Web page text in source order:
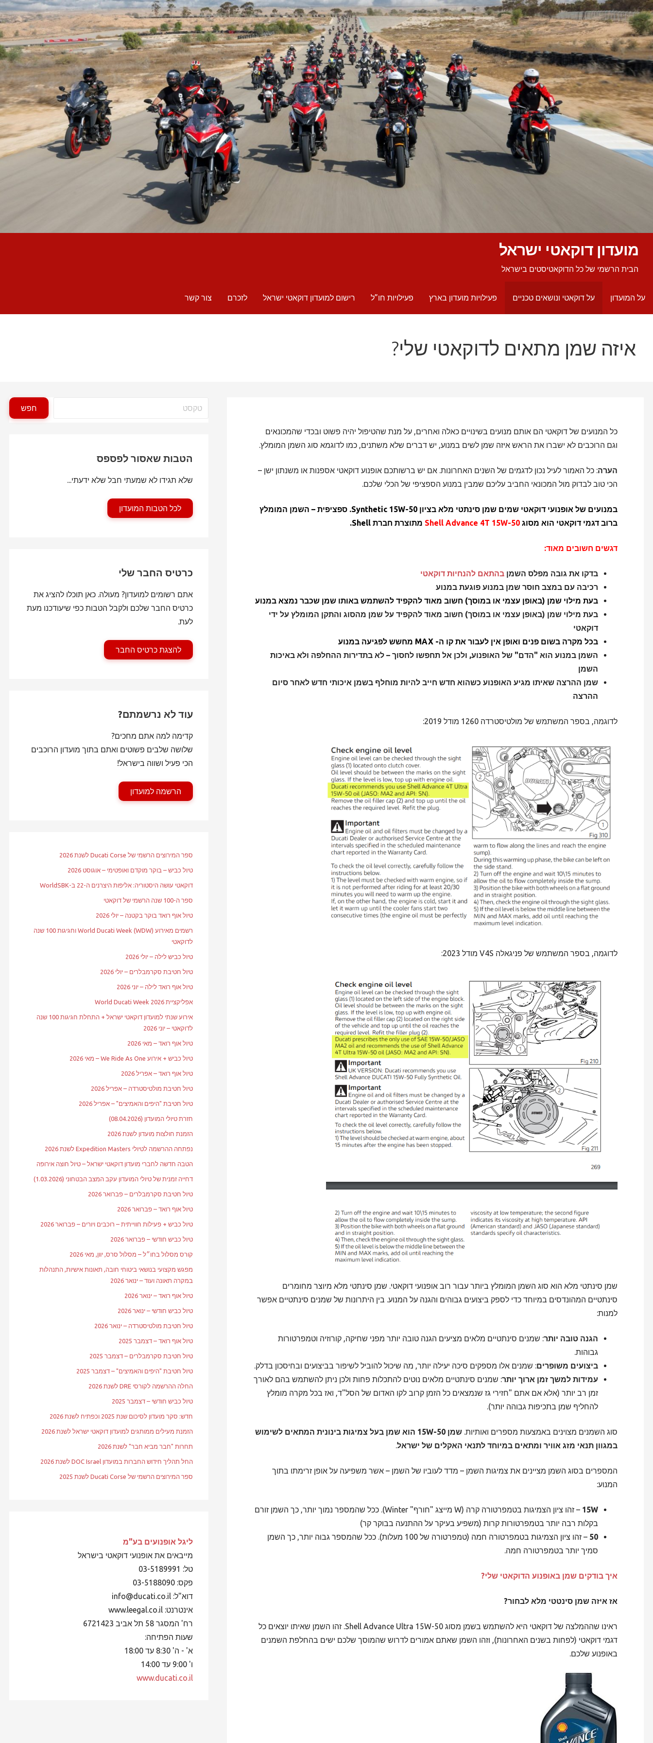
Skip
to
content
מועדון דוקאטי ישראל
הבית הרשמי של כל הדוקאטיסטים בישראל
על המועדון על דוקאטי ונושאים טכניים פעילויות מועדון בארץ פעילויות חו”ל רישום למועדון דוקאטי ישראל לזכרם צור קשר
איזה שמן מתאים לדוקאטי שלי?
כל המנועים של דוקאטי הם אותם מנועים בשינויים כאלה ואחרים, על מנת שהטיפול יהיה פשוט ובכדי שהמכונאים
וגם הרוכבים לא ישברו את הראש איזה שמן לשים במנוע, יש דברים שלא משתנים, כמו לדוגמא סוג השמן המומלץ.
הערה: כל האמור לעיל נכון לדגמים של השנים האחרונות. אם יש ברשותכם אופנוע דוקאטי אספנות או משנתון ישן –
הכי טוב לבדוק מול המכונאי החביב עליכם שמבין במנוע הספציפי של הכלי שלכם.
במנועים של אופנועי דוקאטי שמים שמן סינתטי מלא בציון Synthetic 15W-50. ספציפית – השמן המומלץ
ברוב דגמי דוקאטי הוא מסוג Shell Advance 4T 15W-50 מתוצרת חברת Shell.
דגשים חשובים מאוד:
בדקו את גובה מפלס השמן בהתאם להנחיות דוקאטי
רכיבה עם במצב חוסר שמן במנוע פוגעת במנוע
בעת מילוי שמן (באופן עצמי או במוסך) חשוב מאוד להקפיד להשתמש באותו שמן שכבר נמצא במנוע
בעת מילוי שמן (באופן עצמי או במוסך) חשוב מאוד להקפיד על שמן מהסוג והתקן המומלץ על ידי
דוקאטי
בכל מקרה בשום פנים ואופן אין לעבור את קו ה- MAX
מחשש לפגיעה במנוע
השמן במנוע הוא "הדם" של האופנוע, ולכן אל תחפשו לחסוך – לא בתדירות ההחלפה ולא באיכות
השמן
שמן ההרצה שאיתו מגיע האופנוע כשהוא חדש חייב להיות מוחלף בשמן איכותי חדש לאחר סיום
ההרצה
לדוגמה, בספר המשתמש של מולטיסטרדה 1260 מודל 2019:
לדוגמה, בספר המשתמש של פניגאלה V4S מודל 2023:
שמן סינתטי מלא הוא סוג השמן המומלץ ביותר עבור רוב אופנועי דוקאטי. שמן סינתטי מלא מיוצר מחומרים
סינתטיים המהונדסים במיוחד כדי לספק ביצועים גבוהים והגנה על המנוע. בין היתרונות של שמנים סינתטיים אפשר
למנות:
הגנה טובה יותר: שמנים סינתטיים מלאים מציעים הגנה טובה יותר מפני שחיקה, קורוזיה וטמפרטורות
גבוהות.
ביצועים משופרים: שמנים אלו מספקים סיכה יעילה יותר, מה שיכול להוביל לשיפור בביצועים ובחיסכון בדלק.
עמידות למשך זמן ארוך יותר: שמנים סינתטיים מלאים נוטים להתכלות פחות ולכן ניתן להשתמש בהם לאורך
זמן רב יותר (אלא אם אתם "חזירי גז שנמצאים כל הזמן קרוב לקו האדום של הסל"ד, ואז בכל מקרה מומלץ
להחליף שמן בתכיפות גבוהה יותר).
סוג השמנים מצוינים באמצעות מספרים ואותיות.
שמן 15W-50 הוא שמן בעל צמיגות בינונית המתאים לשימוש
במגוון תנאי מזג אוויר ומתאים במיוחד לתנאי האקלים של ישראל.
המספרים בסוג השמן מציינים את צמיגות השמן – מדד לעוביו של השמן – אשר משפיעה על אופן זרימתו בתוך
המנוע:
15W
– זהו ציון הצמיגות בטמפרטורה קרה (W מייצג "חורף" Winter). ככל שהמספר נמוך יותר, כך השמן זורם
בקלות רבה יותר בטמפרטורות קרות (משפיע בעיקר על ההתנעה בבוקר קר)
50
– זהו ציון הצמיגות בטמפרטורה חמה (טמפרטורה של 100 מעלות). ככל שהמספר גבוה יותר, כך השמן
סמיך יותר בטמפרטורה חמה.
איך בודקים שמן באופנוע הדוקאטי שלי?
אז איזה שמן סינטטי מלא לבחור?
ראינו שההמלצה של דוקאטי היא להשתמש בשמן מסוג
Shell Advance Ultra 15W-50. זהו השמן שאיתו יוצאים כל
דגמי דוקאטי (לפחות בשנים האחרונות), וזהו השמן שאתם אמורים לדרוש שהמוסך שלכם ישים בהחלפת השמנים
באופנוע שלכם.
חפש
הטבות שאסור לפספס
שלא תגידו לא שמעתי חבל שלא ידעתי...
לכל הטבות המועדון
כרטיס החבר שלי
אתם רשומים למועדון? מעולה. כאן תוכלו להציג את
כרטיס החבר שלכם ולקבל הטבות כפי שיעודכנו מעת
לעת.
להצגת כרטיס החבר
עוד לא נרשמתם?
קדימה למה אתם מחכים?
שלושה שלבים פשוטים ואתם בתוך מועדון הרוכבים
הכי פעיל ושווה בישראל!
הרשמה למועדון
ספר המירוצים הרשמי של Ducati Corse לשנת 2026
טיול כביש – בוקר מוקדם ואופטימי – אוגוסט 2026
דוקאטי עושה היסטוריה: אליפות היצרנים ה-22 ב-WorldSBK
ספר ה-100 שנה הרשמי של דוקאטי
טיול אוף רואד בוקר בקטנה – יולי 2026
רשמים מאירוע World Ducati Week (WDW) וחגיגות 100 שנה
לדוקאטי
טיול כביש לילה – יולי 2026
טיול חטיבת סקרמבלרים – יולי 2026
טיול אוף רואד לילה – יוני 2026
אפליקציית World Ducati Week 2026
אירוע שנתי למועדון דוקאטי ישראל + התחלת חגיגות 100 שנה
לדוקאטי – יוני 2026
טיול אוף רואד – מאי 2026
טיול כביש + אירוע We Ride As One – מאי 2026
טיול אוף רואד – אפריל 2026
טיול חטיבת מולטיסטרדה – אפריל 2026
טיול חטיבת "היפים והאמיצים" – אפריל 2026
חזרת טיולי המועדון (08.04.2026)
הזמנת חולצות מועדון לשנת 2026
נפתחה ההרשמה לטיולי Expedition Masters לשנת 2026
הטבה חדשה לחברי מועדון דוקאטי ישראל – טיול חוצה אירופה
דחייה זמנית של טיולי המועדון עקב המצב הבטחוני (1.03.2026)
טיול חטיבת סקרמבלרים – פברואר 2026
טיול אוף רואד – פברואר 2026
טיול כביש + פעילות חווייתית – רוכבים ויורים – פברואר 2026
טיול כביש חודשי – פברואר 2026
קורס מסלול בחו״ל – מסלול סרס, יוון, מאי 2026
מפגש מקצועי בנושאי ביטוחי חובה, תאונות אישיות, התנהלות
במקרה תאונה ועוד – ינואר 2026
טיול אוף רואד – ינואר 2026
טיול כביש חודשי – ינואר 2026
טיול חטיבת מולטיסטרדה – ינואר 2026
טיול אוף רואד – דצמבר 2025
טיול חטיבת סקרמבלרים – דצמבר 2025
טיול חטיבת "היפים והאמיצים" – דצמבר 2025
החלה ההרשמה לקורסי DRE לשנת 2026
טיול כביש חודשי – דצמבר 2025
חדש: סקר מועדון לסיכום שנת 2025 וכפתיח לשנת 2026
הזמנת מעילים ממותגים למועדון דוקאטי ישראל לשנת 2026
תחרות "חבר מביא חבר" לשנת 2026
החל תהליך חידוש החברות במועדון DOC Israel לשנת 2026
ספר המירוצים הרשמי של Ducati Corse לשנת 2025
ליגל אופנועים בע"מ
מייבאים את אופנועי דוקאטי בישראל
טל: 03-5189991
פקס: 03-5188090
דוא"ל: info@ducati.co.il
אינטרנט: www.leegal.co.il
רח' המסגר 58 תל אביב 6721423
שעות הפתיחה:
א' - ה' 8:30 עד 18:00
ו' 9:00 עד 14:00
www.ducati.co.il